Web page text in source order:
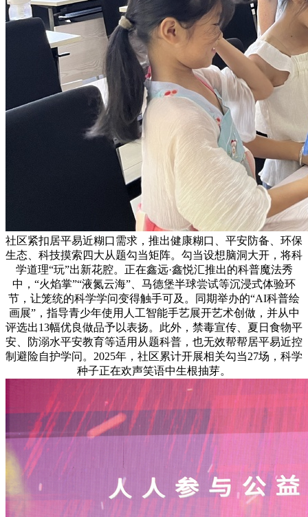
社区紧扣居平易近糊口需求，推出健康糊口、平安防备、环保
生态、科技摸索四大从题勾当矩阵。勾当设想脑洞大开，将科
学道理“玩”出新花腔。正在鑫远·鑫悦汇推出的科普魔法秀
中，“火焰掌”“液氮云海”、马德堡半球尝试等沉浸式体验环
节，让笼统的科学学问变得触手可及。同期举办的“AI科普绘
画展”，指导青少年使用人工智能手艺展开艺术创做，并从中
评选出13幅优良做品予以表扬。此外，禁毒宣传、夏日食物平
安、防溺水平安教育等适用从题科普，也无效帮帮居平易近控
制避险自护学问。2025年，社区累计开展相关勾当27场，科学
种子正在欢声笑语中生根抽芽。